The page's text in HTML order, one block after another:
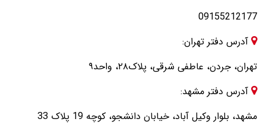
09155212177
آدرس دفتر تهران:
تهران، جردن، عاطفی شرقی، پلاک۲۸، واحد۹
آدرس دفتر مشهد:
مشهد، بلوار وکیل آباد، خیابان دانشجو، کوچه 19 پلاک 33